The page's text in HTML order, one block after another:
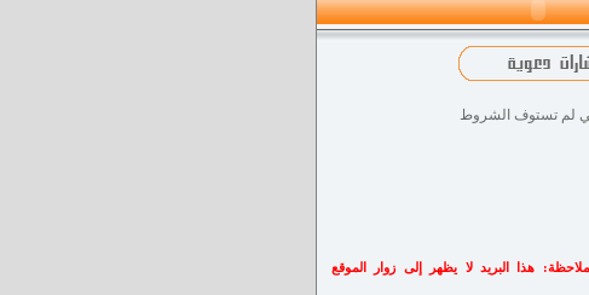
لم تستوف الشروط
ملاحظة: هذا البريد لا يظهر إلى زوار الموقع